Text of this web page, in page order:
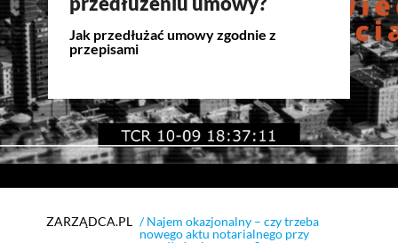
Jak przedłużać umowy zgodnie z
przepisami
ZARZĄDCA.PL / Najem okazjonalny – czy trzeba
nowego aktu notarialnego przy